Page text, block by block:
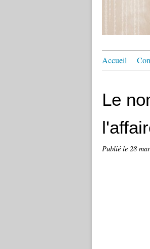
Accueil
Le
Publié le 28